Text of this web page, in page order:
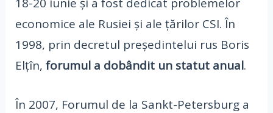
economice ale Rusiei și ale țărilor CSI. În
1998, prin decretul președintelui rus Boris
Elțîn, forumul a dobândit un statut anual.
În 2007, Forumul de la Sankt-Petersburg a